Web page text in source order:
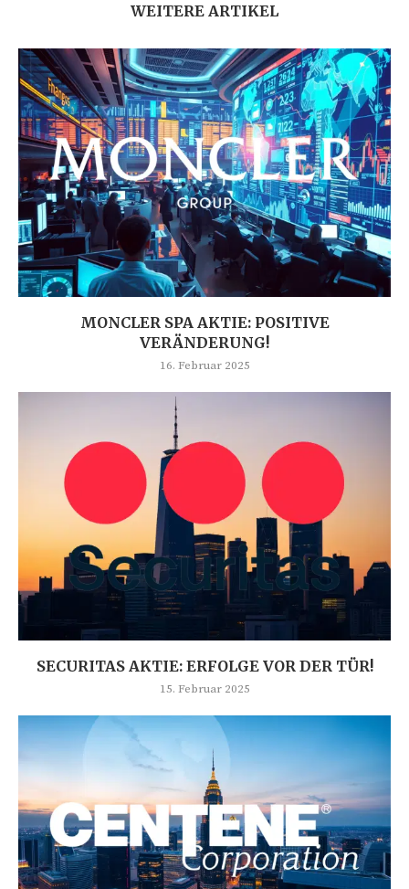
WEITERE ARTIKEL
MONCLER SPA AKTIE: POSITIVE
VERÄNDERUNG!
16. Februar 2025
SECURITAS AKTIE: ERFOLGE VOR DER TÜR!
15. Februar 2025